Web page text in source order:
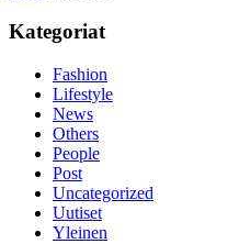
Kategoriat
Fashion
Lifestyle
News
Others
People
Post
Uncategorized
Uutiset
Yleinen